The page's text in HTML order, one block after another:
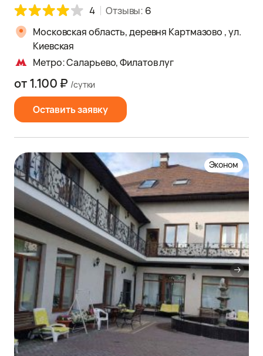
4 Отзывы: 6
Московская область, деревня Картмазово , ул.
Киевская
Метро: Саларьево, Филатов луг
Оставить заявку
от 1.100 ₽ /сутки
Эконом